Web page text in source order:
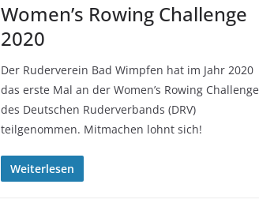
Women’s Rowing Challenge
2020
Der Ruderverein Bad Wimpfen hat im Jahr 2020
das erste Mal an der Women’s Rowing Challenge
des Deutschen Ruderverbands (DRV)
teilgenommen. Mitmachen lohnt sich!
Weiterlesen